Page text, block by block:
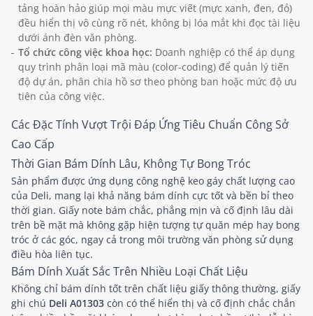
tảng hoàn hảo giúp mọi màu mực viết (mực xanh, đen, đỏ)
đều hiển thị vô cùng rõ nét, không bị lóa mắt khi đọc tài liệu
dưới ánh đèn văn phòng.
Tổ chức công việc khoa học: Doanh nghiệp có thể áp dụng
quy trình phân loại mã màu (color-coding) để quản lý tiến
độ dự án, phân chia hồ sơ theo phòng ban hoặc mức độ ưu
tiên của công việc.
Các Đặc Tính Vượt Trội Đáp Ứng Tiêu Chuẩn Công Sở
Cao Cấp
Thời Gian Bám Dính Lâu, Không Tự Bong Tróc
Sản phẩm được ứng dụng công nghệ keo gáy chất lượng cao
của Deli, mang lại khả năng bám dính cực tốt và bền bỉ theo
thời gian. Giấy note bám chắc, phẳng mịn và cố định lâu dài
trên bề mặt mà không gặp hiện tượng tự quăn mép hay bong
tróc ở các góc, ngay cả trong môi trường văn phòng sử dụng
điều hòa liên tục.
Bám Dính Xuất Sắc Trên Nhiều Loại Chất Liệu
Không chỉ bám dính tốt trên chất liệu giấy thông thường, giấy
ghi chú Deli A01303 còn có thể hiển thị và cố định chắc chắn